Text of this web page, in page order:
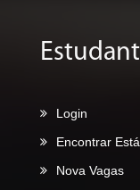
Login
Encontrar
Nova Vagas